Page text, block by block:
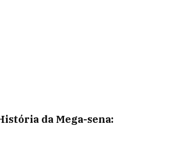
da Mega-sena: